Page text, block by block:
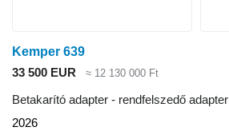
Kemper 639
33 500 EUR
≈ 12 130 000 Ft
Betakarító adapter - rendfelszedő adapter
2026